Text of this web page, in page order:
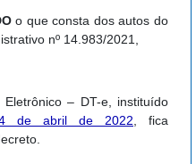
o que consta dos autos do
nº 14.983/2021,
– DT-e, instituído
de abril de 2022 , fica